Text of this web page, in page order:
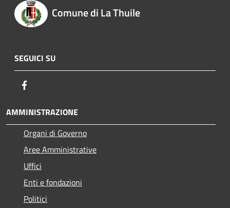
Comune di La Thuile
SEGUICI SU
AMMINISTRAZIONE
Organi di Governo
Aree Amministrative
Uffici
Enti e fondazioni
Politici